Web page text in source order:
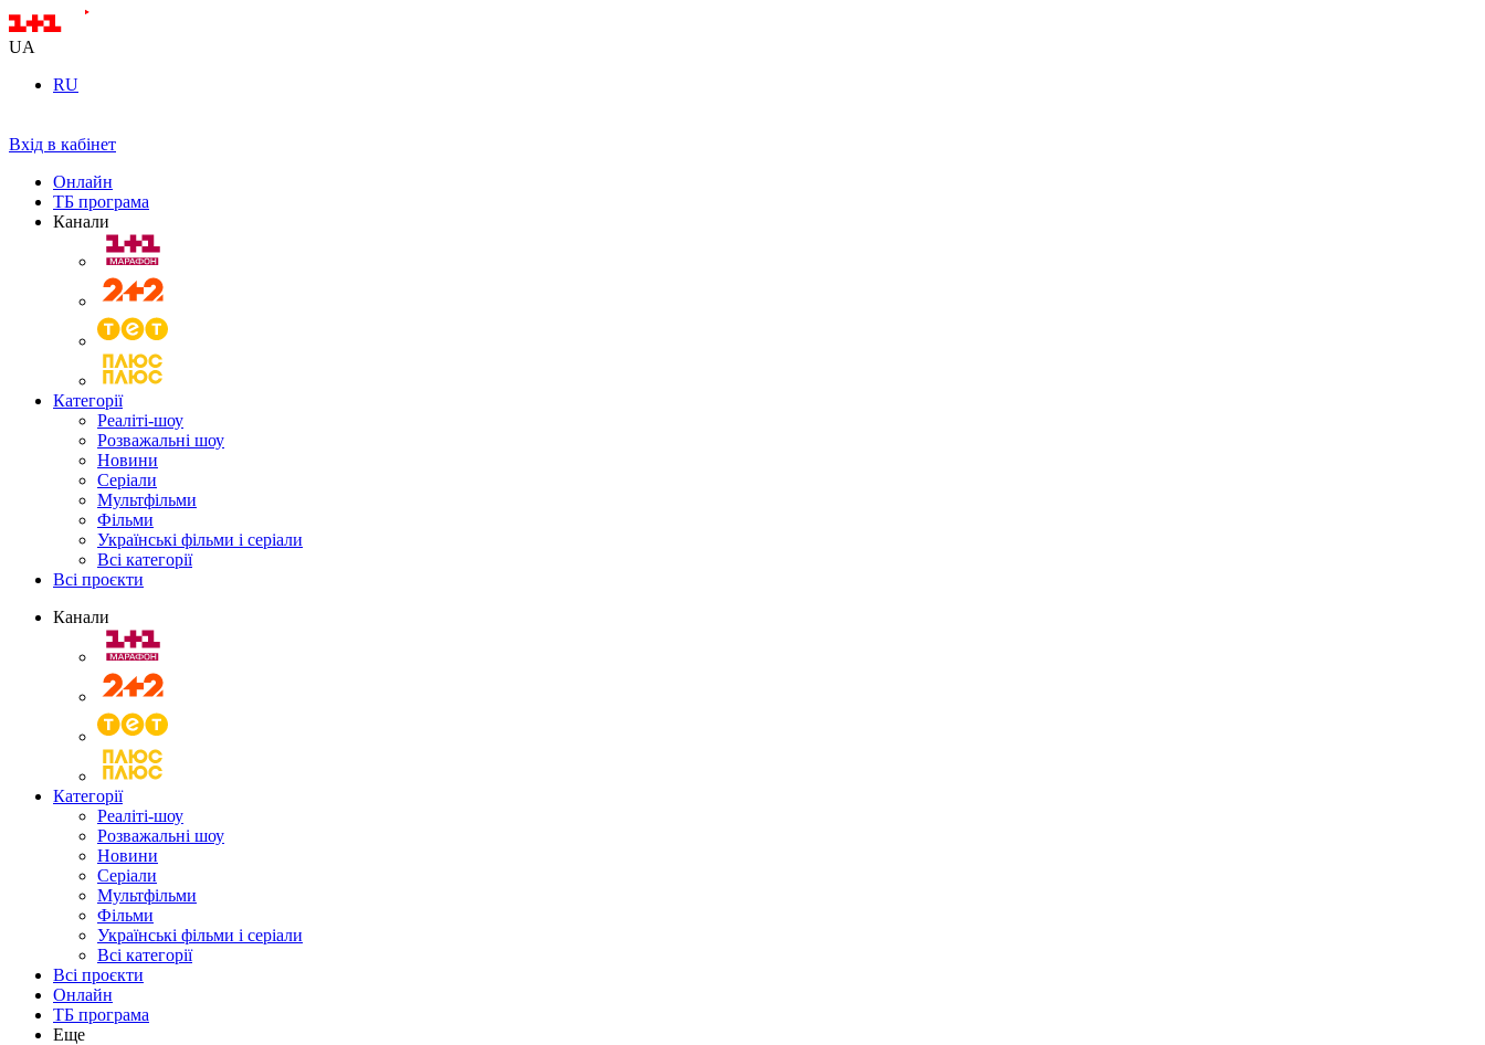
UA
RU
Вхід в кабінет
Онлайн
ТБ програма
Канали
Категорії
Реаліті-шоу
Розважальні шоу
Новини
Серіали
Мультфільми
Фільми
Українські фільми і серіали
Всі категорії
Всі проєкти
Канали
Категорії
Реаліті-шоу
Розважальні шоу
Новини
Серіали
Мультфільми
Фільми
Українські фільми і серіали
Всі категорії
Всі проєкти
Онлайн
ТБ програма
Еще